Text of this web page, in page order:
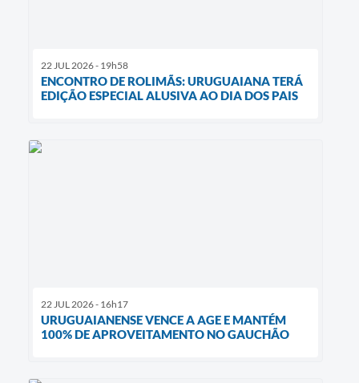
22 JUL 2026 - 19h58
ENCONTRO DE ROLIMÃS: URUGUAIANA TERÁ
EDIÇÃO ESPECIAL ALUSIVA AO DIA DOS PAIS
22 JUL 2026 - 16h17
URUGUAIANENSE VENCE A AGE E MANTÉM
100% DE APROVEITAMENTO NO GAUCHÃO